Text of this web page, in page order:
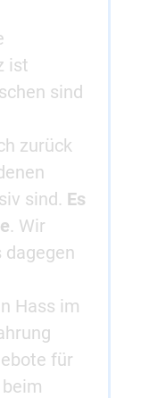
ist
sind
zurück
sind. Es
. Wir
Hass im
für